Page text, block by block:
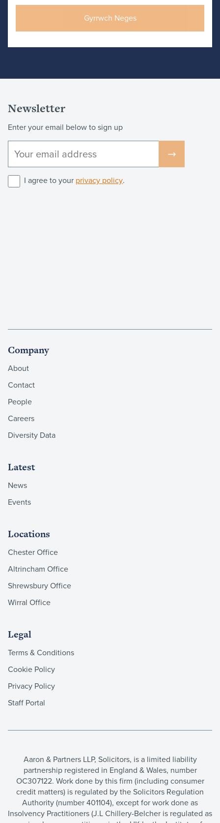
Newsletter
Enter your email below to sign up
I agree to your privacy policy.
Company
About
Contact
People
Careers
Diversity Data
Latest
News
Events
Locations
Chester Office
Altrincham Office
Shrewsbury Office
Wirral Office
Legal
Terms & Conditions
Cookie Policy
Privacy Policy
Staff Portal
Aaron & Partners LLP, Solicitors, is a limited liability
partnership registered in England & Wales, number
OC307122. Work done by this firm (including consumer
credit matters) is regulated by the Solicitors Regulation
Authority (number 401104), except for work done as
Insolvency Practitioners (J.L Chillery-Belcher is regulated as